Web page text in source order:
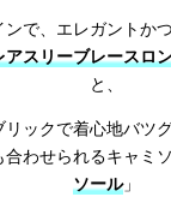
で、エレガントか
アスリーブレースロ
と、
ックで着心地バツ
わせられるキャミ
ソール」